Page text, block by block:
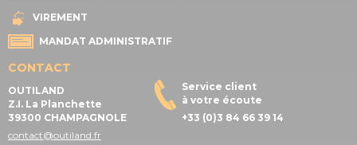
VIREMENT
MANDAT ADMINISTRATIF
CONTACT
OUTILAND
Z.I. La Planchette
39300 CHAMPAGNOLE
contact@outiland.fr
Service client
à votre écoute
+33 (0)3 84 66 39 14